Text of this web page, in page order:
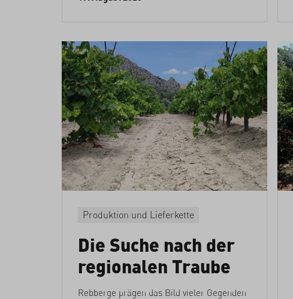
Produktion und Lieferkette
Die Suche nach der
regionalen Traube
Rebberge prägen das Bild vieler Gegenden